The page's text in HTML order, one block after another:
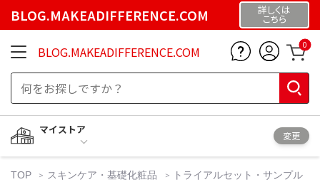
BLOG.MAKEADIFFERENCE.COM 詳しくは
こちら
BLOG.MAKEADIFFERENCE.COM 0
マイストア
変更
TOP スキンケア・基礎化粧品
トライアルセット・サンプル